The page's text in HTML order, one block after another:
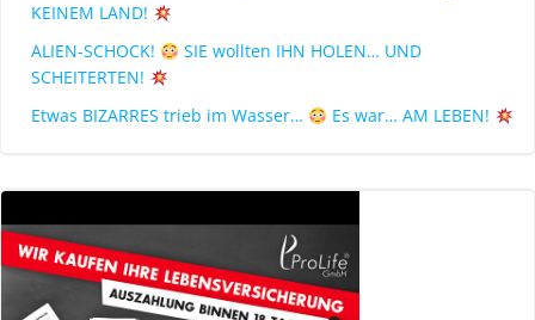
KEINEM LAND!
ALIEN-SCHOCK!
SIE wollten IHN HOLEN… UND
SCHEITERTEN!
Etwas BIZARRES trieb im Wasser…
Es war… AM LEBEN!